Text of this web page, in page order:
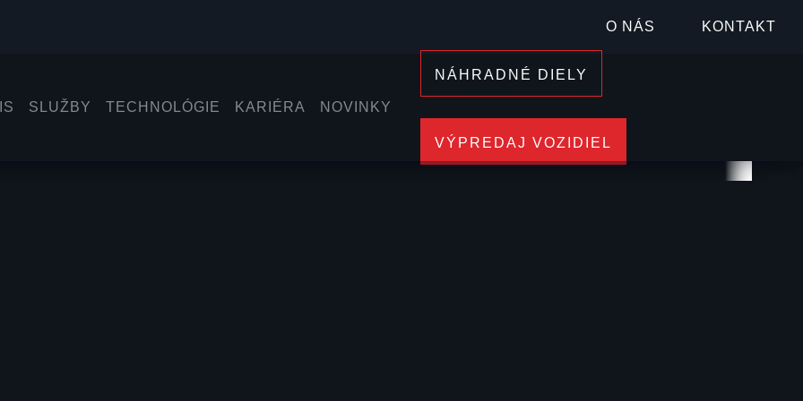
O NÁS KONTAKT
SLUŽBY
TECHNOLÓGIE
KARIÉRA
OSOBNÝCH VOZIDIEL
ZNAČKY BYD
NOVINKY
NÁHRADNÉ DIELY
VÝPREDAJ VOZIDIEL